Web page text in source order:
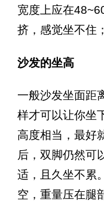
宽度上应在
挤，感觉坐不住
沙发的坐高
一般沙发坐面距
样才可以让你坐
高度相当，最好
后，双脚仍然可
适，且久坐不累
空，重量压在腿